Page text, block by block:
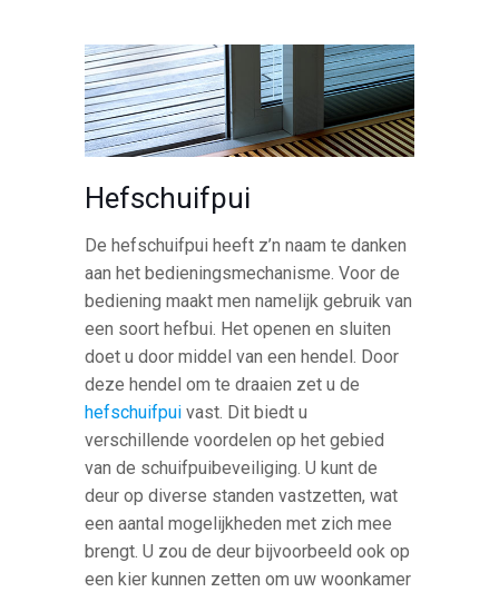
Hefschuifpui
De hefschuifpui heeft z’n naam te danken
aan het bedieningsmechanisme. Voor de
bediening maakt men namelijk gebruik van
een soort hefbui. Het openen en sluiten
doet u door middel van een hendel. Door
deze hendel om te draaien zet u de
hefschuifpui vast. Dit biedt u
verschillende voordelen op het gebied
van de schuifpuibeveiliging. U kunt de
deur op diverse standen vastzetten, wat
een aantal mogelijkheden met zich mee
brengt. U zou de deur bijvoorbeeld ook op
een kier kunnen zetten om uw woonkamer